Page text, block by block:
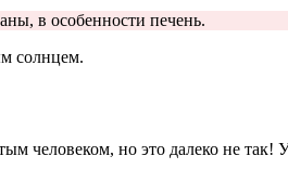
в особенности печень.
солнцем.
человеком, но это далеко не так!